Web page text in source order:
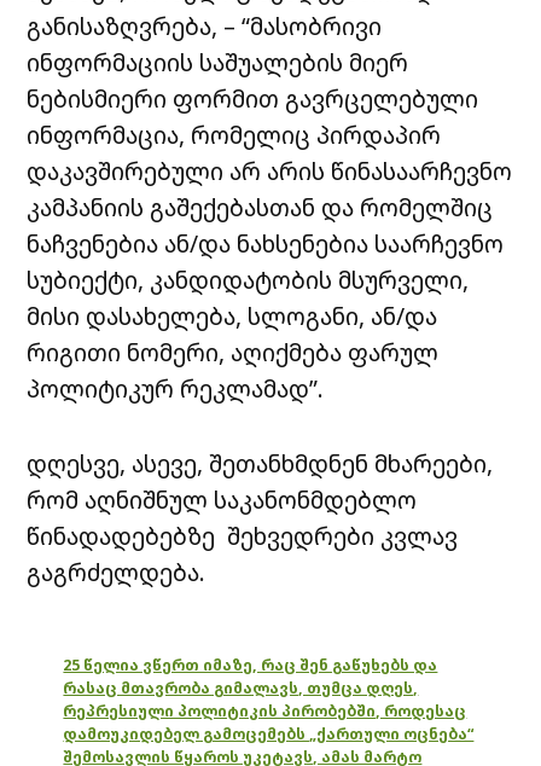
განისაზღვრება, – “მასობრივი
ინფორმაციის საშუალების მიერ
ნებისმიერი ფორმით გავრცელებული
ინფორმაცია, რომელიც პირდაპირ
დაკავშირებული არ არის წინასაარჩევნო
კამპანიის გაშექებასთან და რომელშიც
ნაჩვენებია ან/და ნახსენებია საარჩევნო
სუბიექტი, კანდიდატობის მსურველი,
მისი დასახელება, სლოგანი, ან/და
რიგითი ნომერი, აღიქმება ფარულ
პოლიტიკურ რეკლამად”.
დღესვე, ასევე, შეთანხმდნენ მხარეები,
რომ აღნიშნულ საკანონმდებლო
წინადადებებზე შეხვედრები კვლავ
გაგრძელდება.
25 წელია ვწერთ იმაზე, რაც შენ გაწუხებს და
რასაც მთავრობა გიმალავს, თუმცა დღეს,
რეპრესიული პოლიტიკის პირობებში, როდესაც
დამოუკიდებელ გამოცემებს „ქართული ოცნება“
შემოსავლის წყაროს უკეტავს, ამას მარტო